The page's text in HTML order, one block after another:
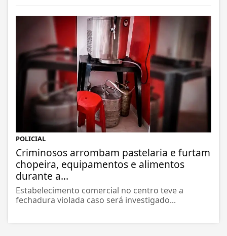
POLICIAL
Criminosos arrombam pastelaria e furtam
chopeira, equipamentos e alimentos
durante a...
Estabelecimento comercial no centro teve a
fechadura violada caso será investigado...